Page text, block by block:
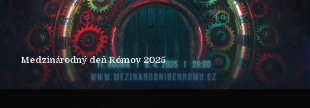
Medzinárodný deň Rómov 2025